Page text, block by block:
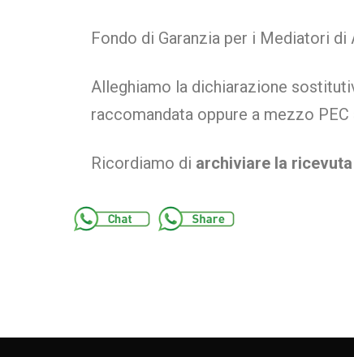
Fondo di Garanzia per i Mediatori
Alleghiamo la dichiarazione
raccomandata oppure a mezzo PEC
Ricordiamo di archiviare la